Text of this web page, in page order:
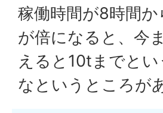
稼働時間が8時間
が倍になると、今
えると10tまでと
なというところが